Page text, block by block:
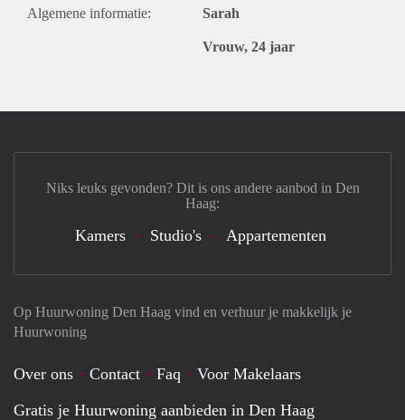
Algemene informatie: Sarah
Vrouw, 24 jaar
Op Huurwoning Den Haag vind en verhuur je makkelijk je
Huurwoning
Over ons Contact Faq
Voor Makelaars
Gratis je Huurwoning aanbieden in Den Haag
Niks leuks gevonden? Dit is ons andere aanbod in Den
Haag:
Kamers Studio's Appartementen